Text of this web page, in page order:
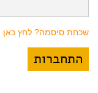
שכחת סיסמה? לחץ כאן